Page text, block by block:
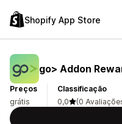
Shopify App Store
go> Addon
Preços
grátis
Classificação
0,0
(0